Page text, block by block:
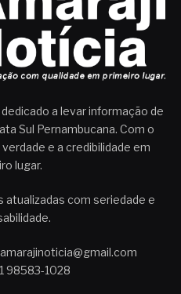
a levar informação de
Sul Pernambucana. Com o
e a credibilidade em
lugar.
atualizadas com seriedade e
amarajinoticia@gmail.com
98583-1028